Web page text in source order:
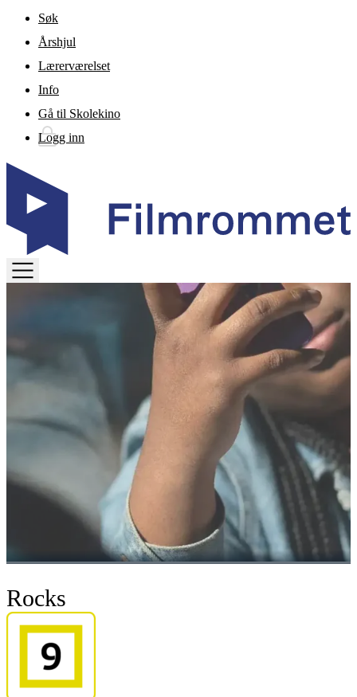
Gå til hovedinnhold
Søk
Årshjul
Lærerværelset
Info
Gå til Skolekino
Logg inn
Rocks